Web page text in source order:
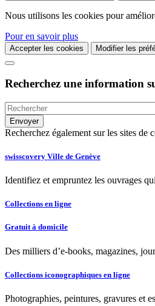
Nous utilisons les cookies pour
Pour en savoir plus
Accepter les cookies Modifier les
Recherchez une information
Recherchez également sur les sites
swisscovery Ville de Genève
Identifiez et empruntez les ouvrages
Collections en ligne
Gratuit à domicile
Des milliers d’e-books, magazines,
Collections iconographiques en ligne
Photographies, peintures, gravures et